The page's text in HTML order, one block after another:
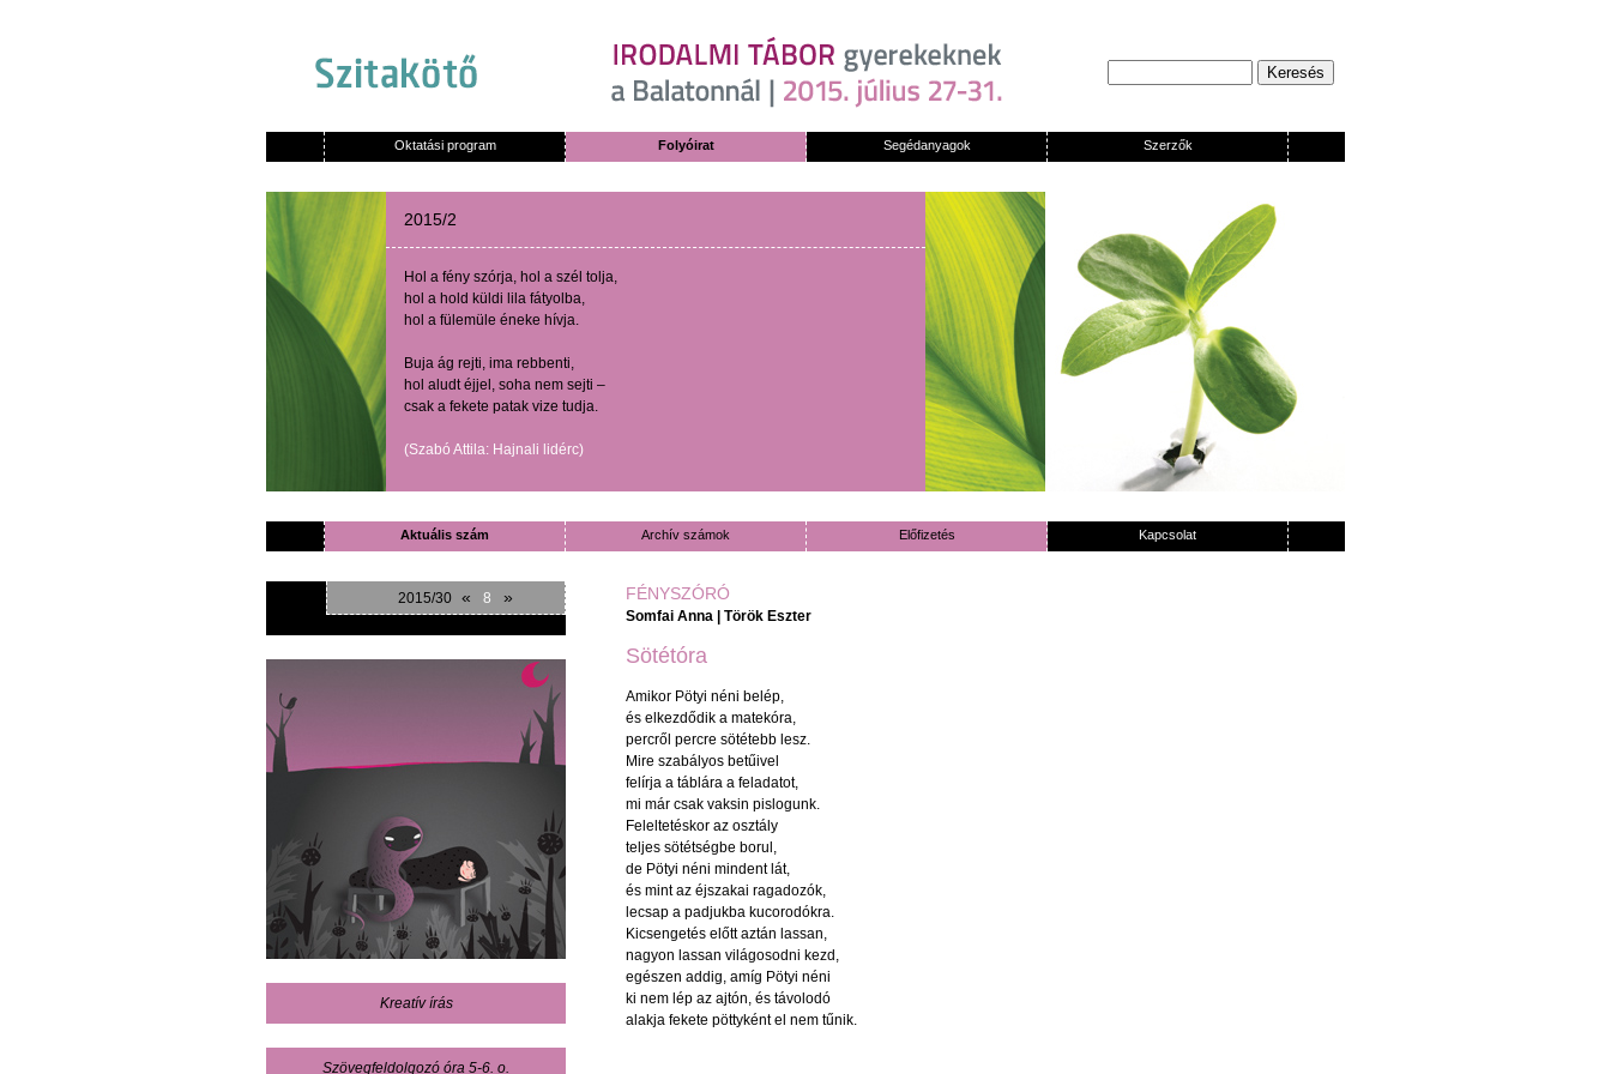
Oktatási program Folyóirat Segédanyagok Szerzők
2015/2
Hol a fény szórja, hol a szél tolja,
hol a hold küldi lila fátyolba,
hol a fülemüle éneke hívja.
Buja ág rejti, ima rebbenti,
hol aludt éjjel , soha nem sejti –
csak a fekete patak vize tudja.
(Szabó Attila: Hajnali lidérc)
Aktuális szám Archív számok Előfizetés Kapcsolat
2015/30 « 8 »
Kreatív írás
Szövegfeldolgozó óra 5-6. o.
FÉNYSZÓRÓ
Somfai Anna Török Eszter
Sötétóra
Amikor Pötyi néni belép,
és elkezdődik a matekóra,
percről percre sötétebb lesz.
Mire szabályos betűivel
felírja a táblára a feladatot,
mi már csak vaksin pislogunk.
Feleltetéskor az osztály
teljes sötétségbe borul ,
de Pötyi néni mindent lát,
és mintaz éjszakai ragadozók,
lecsap a padjukba kucorodókra.
Kicsengetés előtt aztán lassan,
nagyon lassan világosodni kezd,
egészen addig, amíg Pötyi néni
ki nem lép az ajtón, és távolodó
alakja fekete pöttyként el nem tűnik.